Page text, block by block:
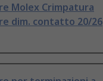
Molex Crimpatura
dim. contatto 20/26